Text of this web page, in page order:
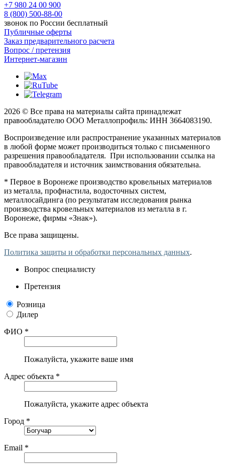
+7 980 24 00 900
8 (800) 500-88-00
звонок по России бесплатный
Публичные оферты
Заказ предварительного расчета
Вопрос / претензия
Интернет-магазин
2026 © Все права на материалы сайта принадлежат
правообладателю ООО Металлопрофиль: ИНН 3664083190.
Воспроизведение или распространение указанных материалов
в любой форме может производиться только с письменного
разрешения правообладателя. При использовании ссылка на
правообладателя и источник заимствования обязательна.
* Первое в Воронеже производство кровельных материалов
из металла, профнастила, водосточных систем,
металлосайдинга (по результатам исследования рынка
производства кровельных материалов из металла в г.
Воронеже, фирмы «Знак»).
Все права защищены.
Политика защиты и обработки персональных данных.
Вопрос специалисту
Претензия
Розница
Дилер
ФИО *
Пожалуйста, укажите ваше имя
Адрес объекта *
Пожалуйста, укажите адрес объекта
Город *
Email *